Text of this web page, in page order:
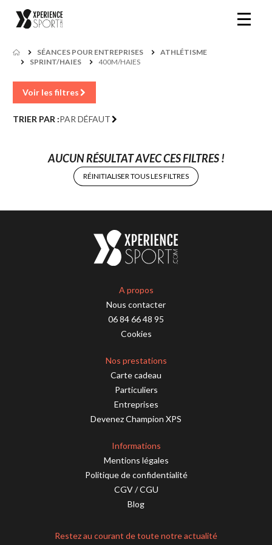
SÉANCES POUR ENTREPRISES
ATHLÉTISME
SPRINT/HAIES
400M/HAIES
Voir les filtres
TRIER PAR :PAR DÉFAUT
AUCUN RÉSULTAT AVEC CES FILTRES !
RÉINITIALISER TOUS LES FILTRES
A propos
Nous contacter
06 84 66 48 95
Cookies
Nos prestations
Carte cadeau
Particuliers
Entreprises
Devenez Champion XPS
Informations
Mentions légales
Politique de confidentialité
CGV/CGU
Blog
Restez au courant de toute notre actualité